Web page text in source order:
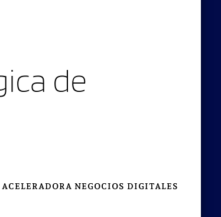
de
ACELERADORA NEGOCIOS DIGITALES